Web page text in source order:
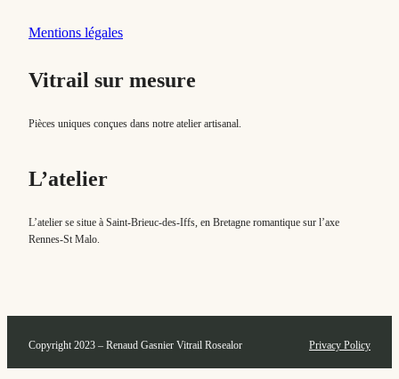
Mentions légales
Vitrail sur mesure
Pièces uniques conçues dans notre atelier artisanal.
L’atelier
L’atelier se situe à Saint-Brieuc-des-Iffs, en Bretagne romantique sur l’axe
Rennes-St Malo.
Copyright 2023 – Renaud Gasnier Vitrail Rosealor Privacy Policy